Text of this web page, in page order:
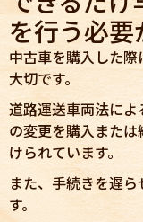
を行う必要
中古車を購入した
大切です。
道路運送車両法に
の変更を購入また
けられています。
また、手続きを遅
す。